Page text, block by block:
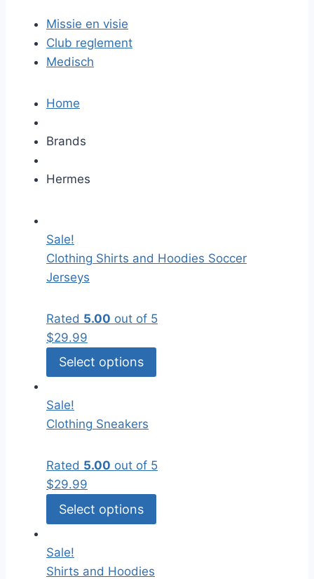
Missie en visie
Club reglement
Medisch
Home
Brands
Hermes
Sale!
Clothing Shirts and Hoodies Soccer
Jerseys
Rated 5.00 out of 5
$29.99
Select options
Sale!
Clothing Sneakers
Rated 5.00 out of 5
$29.99
Select options
Sale!
Shirts and Hoodies